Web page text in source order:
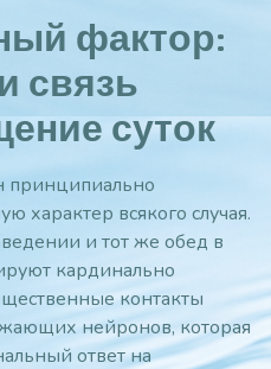
фактор:
связь
суток
принципиально
характер всякого случая.
и тот же обед в
кардинально
контакты
нейронов, которая
ответ на